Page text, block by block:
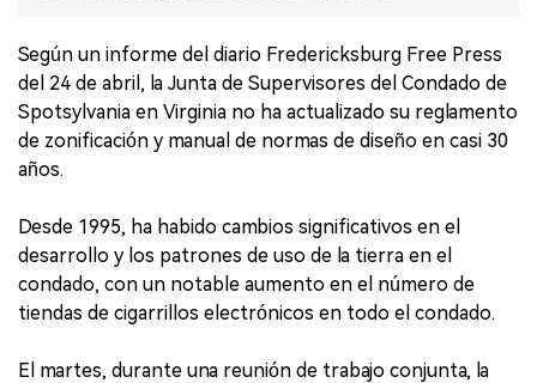
Según un informe del diario Fredericksburg Free Press
del 24 de abril, la Junta de Supervisores del Condado de
Spotsylvania en Virginia no ha actualizado su reglamento
de zonificación y manual de normas de diseño en casi 30
años.
Desde 1995, ha habido cambios significativos en el
desarrollo y los patrones de uso de la tierra en el
condado, con un notable aumento en el número de
tiendas de cigarrillos electrónicos en todo el condado.
El martes, durante una reunión de trabajo conjunta, la